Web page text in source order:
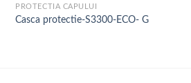
PROTECTIA CAPULUI
Casca protectie-S3300-ECO- G